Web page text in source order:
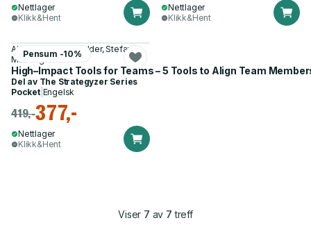
Nettlager
Klikk&Hent
Nettlager
Klikk&Hent
Pensum -10%
Alexander Osterwalder, Stefano
Mastrogiacomo
High–Impact Tools for Teams – 5 Tools to Align Team
Del av The Strategyzer Series
Pocket| Engelsk
419,-377,-
Nettlager
Klikk&Hent
Viser 7 av 7 treff